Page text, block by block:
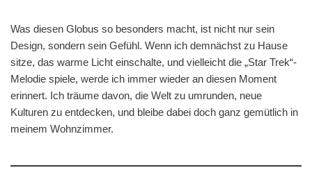
Was diesen Globus so besonders macht, ist nicht nur sein
Design, sondern sein Gefühl. Wenn ich demnächst zu Hause
sitze, das warme Licht einschalte, und vielleicht die „Star Trek“-
Melodie spiele, werde ich immer wieder an diesen Moment
erinnert. Ich träume davon, die Welt zu umrunden, neue
Kulturen zu entdecken, und bleibe dabei doch ganz gemütlich in
meinem Wohnzimmer.